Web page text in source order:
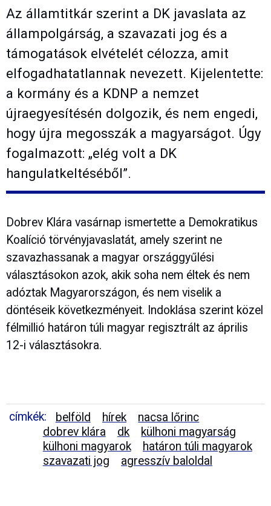
Az államtitkár szerint a DK javaslata az
állampolgárság, a szavazati jog és a
támogatások elvételét célozza, amit
elfogadhatatlannak nevezett. Kijelentette:
a kormány és a KDNP a nemzet
újraegyesítésén dolgozik, és nem engedi,
hogy újra megosszák a magyarságot. Úgy
fogalmazott: „elég volt a DK
hangulatkeltéséből”.
Dobrev Klára vasárnap ismertette a Demokratikus
Koalíció törvényjavaslatát, amely szerint ne
szavazhassanak a magyar országgyűlési
választásokon azok, akik soha nem éltek és nem
adóztak Magyarországon, és nem viselik a
döntéseik következményeit. Indoklása szerint közel
félmillió határon túli magyar regisztrált az április
12-i választásokra.
címkék: belföld hírek
nacsa lőrinc
dobrev klára
dk
külhoni magyarság
külhoni magyarok
határon túli magyarok
szavazati jog
agresszív baloldal